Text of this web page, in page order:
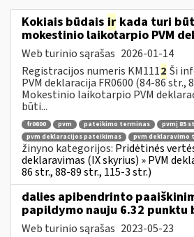
Kokiais būdais ir kada turi
mokestinio laikotarpio PVM
Web turinio sąrašas 2026-01-14
Registracijos numeris KM1112 Ši
PVM deklaracija FR0600 (84-86 str.,
Mokestinio laikotarpio PVM
būti...
fr0600 pvm pateikimo terminas pvmį 85
pvm deklaracijos pateikimas
pvm deklaravimo
žinyno kategorijos: Pridėtinės
deklaravimas (IX skyrius) » PVM
86 str., 88-89 str., 115-3 str.)
dalies apibendrinto
papildymo nauju 6.32 punktu
Web turinio sąrašas 2023-05-23